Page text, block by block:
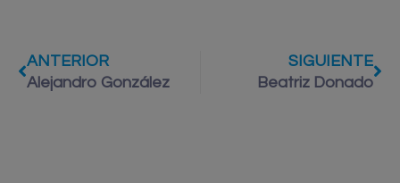
ANTERIOR
Alejandro González
SIGUIENTE
Beatriz Donado